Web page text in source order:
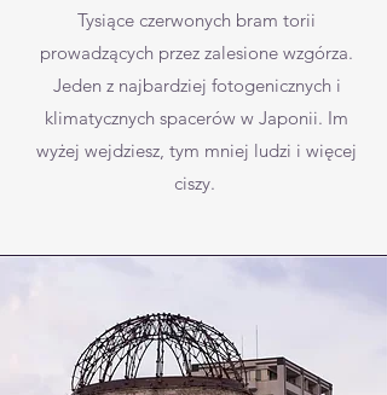
Tysiące czerwonych bram torii
prowadzących przez zalesione wzgórza.
Jeden z najbardziej fotogenicznych i
klimatycznych spacerów w Japonii. Im
wyżej wejdziesz, tym mniej ludzi i więcej
ciszy.